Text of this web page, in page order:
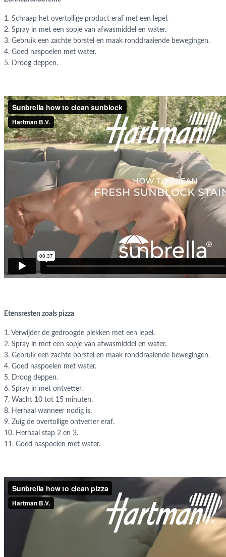
1. Schraap het overtollige product eraf met een lepel.
2. Spray in met een sopje van afwasmiddel en water.
3. Gebruik een zachte borstel en maak ronddraaiende bewegingen.
4. Goed naspoelen met water.
5. Droog deppen.
Etensresten zoals pizza
1. Verwijder de gedroogde plekken met een lepel.
2. Spray in met een sopje van afwasmiddel en water.
3. Gebruik een zachte borstel en maak ronddraaiende bewegingen.
4. Goed naspoelen met water.
5. Droog deppen.
6. Spray in met ontvetter.
7. Wacht 10 tot 15 minuten.
8. Herhaal wanneer nodig is.
9. Zuig de overtollige ontvetter eraf.
10. Herhaal stap 2 en 3.
11. Goed naspoelen met water.